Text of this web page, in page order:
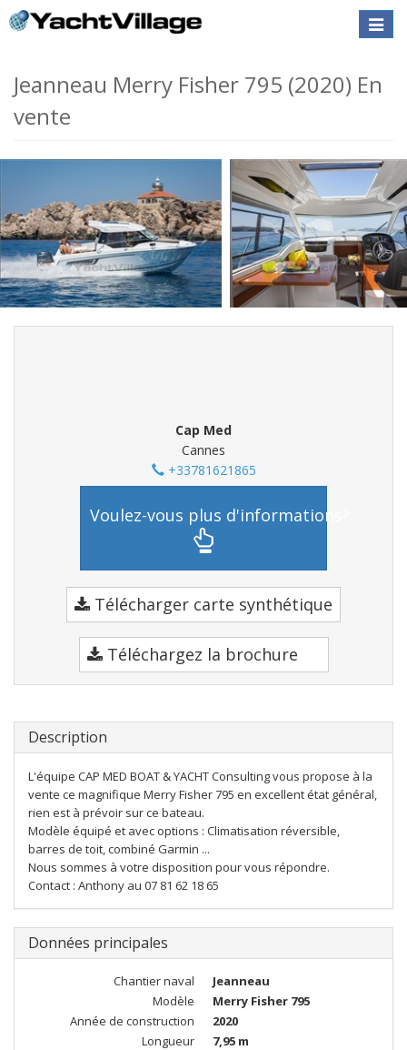
Toggle
Jeanneau Merry Fisher 795 (2020) En
vente
Cap Med
Cannes
+33781621865
Voulez-vous plus d'informations?
Télécharger carte synthétique
Téléchargez la brochure
Description
L'équipe CAP MED BOAT & YACHT Consulting vous propose à la
vente ce magnifique Merry Fisher 795 en excellent état général,
rien est à prévoir sur ce bateau.
Modèle équipé et avec options : Climatisation réversible,
barres de toit, combiné Garmin ...
Nous sommes à votre disposition pour vous répondre.
Contact : Anthony au 07 81 62 18 65
Données principales
Chantier naval
Jeanneau
Modèle
Merry Fisher 795
Année de construction
2020
Longueur
7,95 m